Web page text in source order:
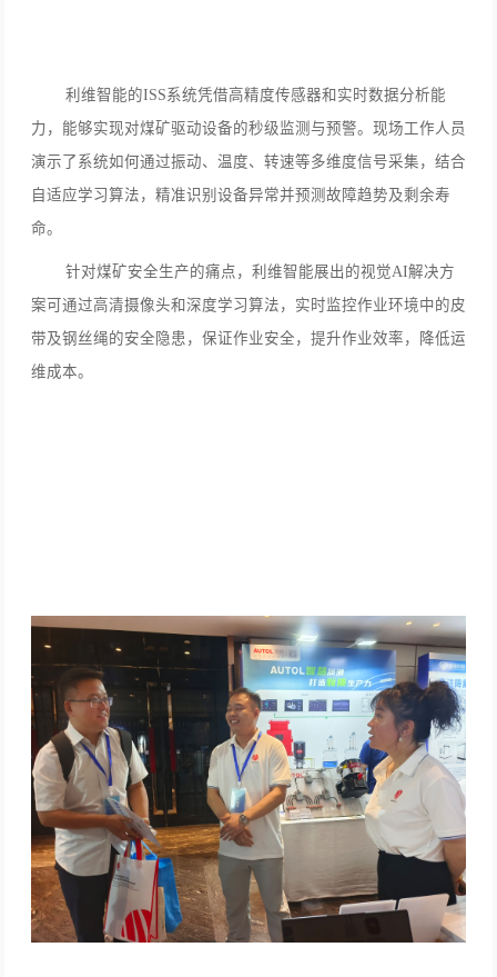
利维智能的ISS系统凭借高精度传感器和实时数据分析能
力，能够实现对煤矿驱动设备的秒级监测与预警。现场工作人员
演示了系统如何通过振动、温度、转速等多维度信号采集，结合
自适应学习算法，精准识别设备异常并预测故障趋势及剩余寿
命。
针对煤矿安全生产的痛点，利维智能展出的视觉AI解决方
案可通过高清摄像头和深度学习算法，实时监控作业环境中的皮
带及钢丝绳的安全隐患，保证作业安全，提升作业效率，降低运
维成本。